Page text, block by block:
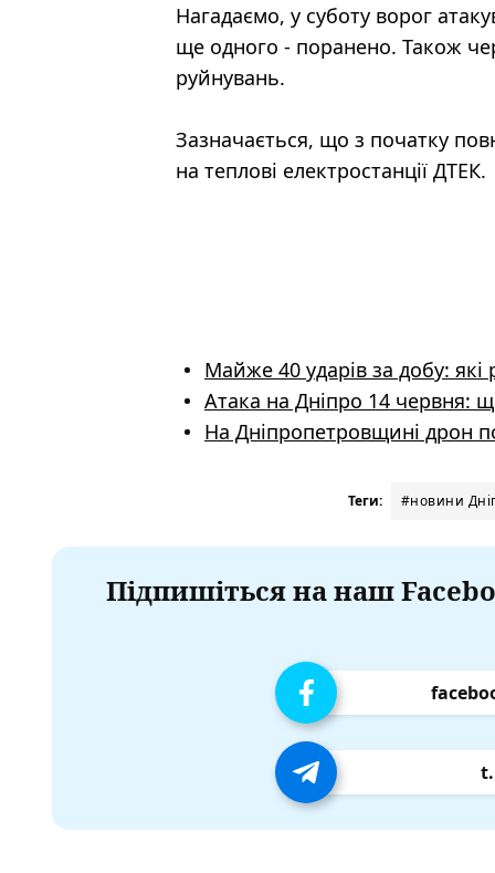
Нагадаємо, у суботу ворог
ще одного - поранено. Також
руйнувань.
Зазначається, що з початку
на теплові електростанції ДТЕК.
Майже 40 ударів за добу:
Атака на Дніпро 14 червня:
На Дніпропетровщині дрон
Теги: #новини
Підпишіться на наш